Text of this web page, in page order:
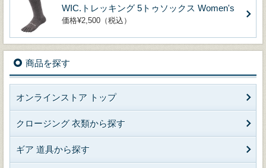
WIC.トレッキング 5トゥソックス Women's
価格¥2,500（税込）
商品を探す
オンラインストア トップ
クロージング 衣類から探す
ギア 道具から探す